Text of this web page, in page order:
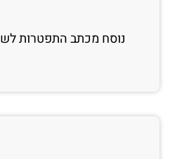
נוסח מכתב התפטרות